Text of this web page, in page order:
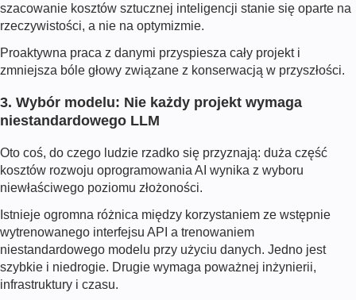
szacowanie kosztów sztucznej inteligencji stanie się oparte na
rzeczywistości, a nie na optymizmie.
Proaktywna praca z danymi przyspiesza cały projekt i
zmniejsza bóle głowy związane z konserwacją w przyszłości.
3. Wybór modelu: Nie każdy projekt wymaga
niestandardowego LLM
Oto coś, do czego ludzie rzadko się przyznają: duża część
kosztów rozwoju oprogramowania AI wynika z wyboru
niewłaściwego poziomu złożoności.
Istnieje ogromna różnica między korzystaniem ze wstępnie
wytrenowanego interfejsu API a trenowaniem
niestandardowego modelu przy użyciu danych. Jedno jest
szybkie i niedrogie. Drugie wymaga poważnej inżynierii,
infrastruktury i czasu.